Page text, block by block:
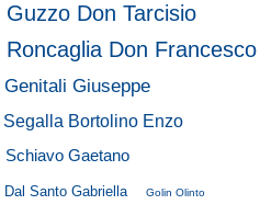
Guzzo Don Tarcisio
Roncaglia Don Francesco
Genitali Giuseppe
Segalla Bortolino Enzo
Schiavo Gaetano
Dal Santo Gabriella Golin Olinto